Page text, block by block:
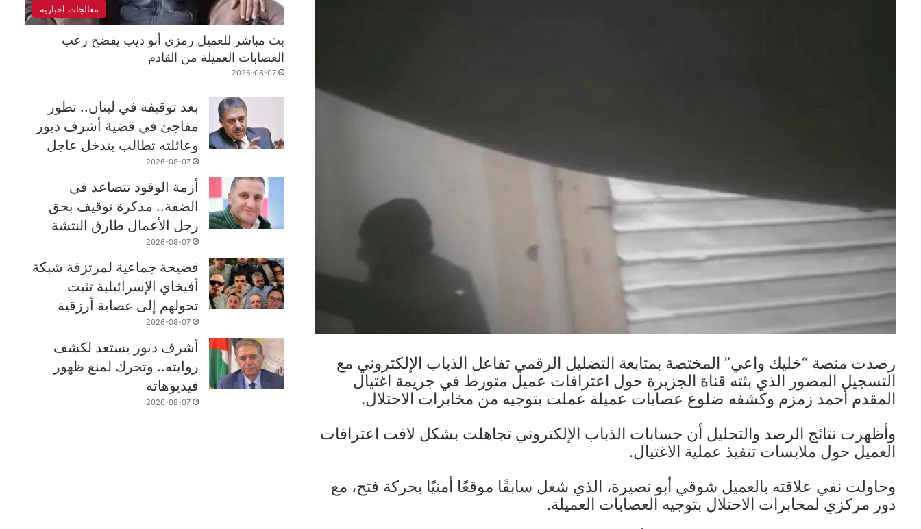
رصدت منصة “خليك واعي” المختصة بمتابعة التضليل الرقمي تفاعل الذباب الإلكتروني مع
التسجيل المصور الذي بثته قناة الجزيرة حول اعترافات عميل متورط في جريمة اغتيال
المقدم أحمد زمزم وكشفه ضلوع عصابات عميلة عملت بتوجيه من مخابرات الاحتلال.
وأظهرت نتائج الرصد والتحليل أن حسابات الذباب الإلكتروني تجاهلت بشكل لافت اعترافات
العميل حول ملابسات تنفيذ عملية الاغتيال.
وحاولت نفي علاقته بالعميل شوقي أبو نصيرة، الذي شغل سابقًا موقعًا أمنيًا بحركة فتح، مع
دور مركزي لمخابرات الاحتلال بتوجيه العصابات العميلة.
معالجات اخبارية
بث مباشر للعميل رمزي أبو ديب يفضح رعب
العصابات العميلة من القادم
2026-08-07
بعد توقيفه في لبنان.. تطور
مفاجئ في قضية أشرف دبور
وعائلته تطالب بتدخل عاجل
2026-08-07
أزمة الوقود تتصاعد في
الضفة.. مذكرة توقيف بحق
رجل الأعمال طارق النتشة
2026-08-07
فضيحة جماعية لمرتزقة شبكة
أفيخاي الإسرائيلية تثبت
تحولهم إلى عصابة أرزقية
2026-08-07
أشرف دبور يستعد لكشف
روايته.. وتحرك لمنع ظهور
فيديوهاته
2026-08-07